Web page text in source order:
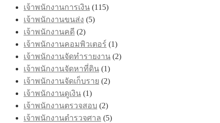
เจ้าพนักงานการเงิน (115)
เจ้าพนักงานขนส่ง (5)
เจ้าพนักงานคดี (2)
เจ้าพนักงานคอมพิวเตอร์ (1)
เจ้าพนักงานจัดทำรายงาน (2)
เจ้าพนักงานจัดหาที่ดิน (1)
เจ้าพนักงานจัดเก็บราย (2)
เจ้าพนักงานดูเงิน (1)
เจ้าพนักงานตรวจสอบ (2)
เจ้าพนักงานตำรวจศาล (5)